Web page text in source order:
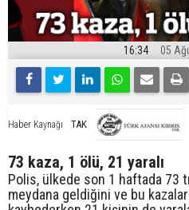
16:34 05
Haber Kaynağı TAK
73 kaza, 1 ölü, 21 yaralı
Polis, ülkede son 1 haftada 73
meydana geldiğini ve bu